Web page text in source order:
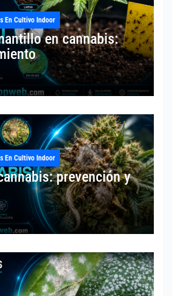
En Cultivo Indoor
en cannabis:
En Cultivo Indoor
prevención y